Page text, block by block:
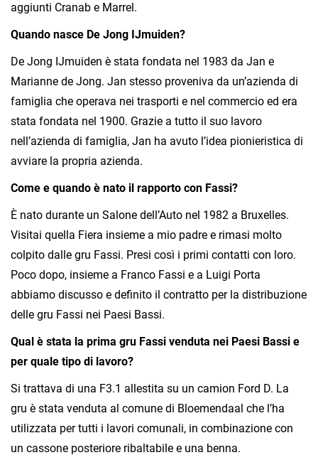
aggiunti Cranab e Marrel.
Quando nasce De Jong IJmuiden?
De Jong IJmuiden è stata fondata nel 1983 da Jan e
Marianne de Jong. Jan stesso proveniva da un’azienda di
famiglia che operava nei trasporti e nel commercio ed era
stata fondata nel 1900. Grazie a tutto il suo lavoro
nell’azienda di famiglia, Jan ha avuto l’idea pionieristica di
avviare la propria azienda.
Come e quando è nato il rapporto con Fassi?
È nato durante un Salone dell’Auto nel 1982 a Bruxelles.
Visitai quella Fiera insieme a mio padre e rimasi molto
colpito dalle gru Fassi. Presi così i primi contatti con loro.
Poco dopo, insieme a Franco Fassi e a Luigi Porta
abbiamo discusso e definito il contratto per la distribuzione
delle gru Fassi nei Paesi Bassi.
Qual è stata la prima gru Fassi venduta nei Paesi Bassi e
per quale tipo di lavoro?
Si trattava di una F3.1 allestita su un camion Ford D. La
gru è stata venduta al comune di Bloemendaal che l’ha
utilizzata per tutti i lavori comunali, in combinazione con
un cassone posteriore ribaltabile e una benna.